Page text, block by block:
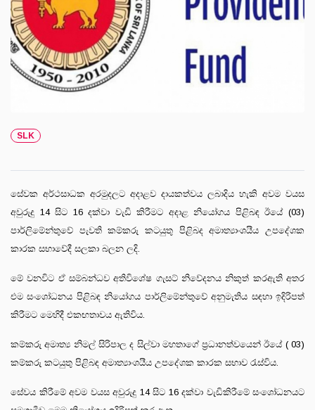
SLK
සේවක අර්ථසාධක අරමුදලට අදාළව දායකත්වය ලබාදිය හැකි අවම වයස
අවුරුදු 14 සිට 16 දක්වා වැඩි කිරීමට අදාළ නියෝගය පිළිබඳ ඊයේ (03)
පාර්ලිමේන්තුවේ පැවති කම්කරු කටයුතු පිළිබද අමාත්‍යාංශයීය උපදේශක
කාරක සභාවේදී සලකා බලන ලදි.
මේ වනවිට ඒ සම්බන්ධව අතිවිශේෂ ගැසට් නිවේදනය නිකුත් කරඇති අතර
එම සංශෝධනය පිළිබඳ නියෝගය පාර්ලිමේන්තුවේ අනුමැතිය සඳහා ඉදිරිපත්
කිරීමට මෙහිදී එකඟතාවය ඇතිවිය.
කම්කරු අමාත්‍ය නිමල් සිරිපාල ද සිල්වා මහතාගේ ප්‍රධානත්වයෙන් ඊයේ ( 03)
කම්කරු කටයුතු පිළිබඳ අමාත්‍යාංශයීය උපදේශක කාරක සභාව රැස්විය.
සේවය කිරීමේ අවම වයස අවුරුදු 14 සිට 16 දක්වා වැඩිකිරීමේ සංශෝධනයට